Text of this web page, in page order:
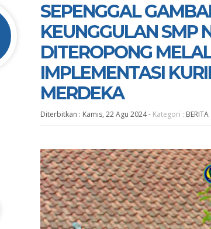
SEPENGGAL
KEUNGGULAN SMP
DITEROPONG
IMPLEMENTASI
MERDEKA
Diterbitkan : Kamis, 22 Agu 2024- Kategori : BERITA